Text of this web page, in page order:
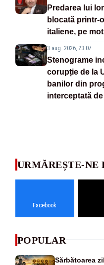
Predarea lui
blocată printr-
italiene, pe
3 aug. 2026, 23:07
Stenograme
corupție de la
banilor din
interceptată
URMĂREȘTE-NE
Facebook
POPULAR
Sărbătoarea